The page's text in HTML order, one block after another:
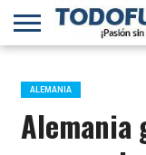
PRIMERA
B
SELECCIÓN
CHILENA
CHILENOS
EN EL
MUNDO
FÚTBOL
INTERNACIONAL
ALEMANIA
Alemania